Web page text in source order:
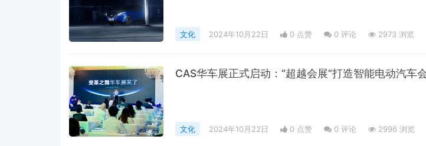
文化 2024年10月22日 0 点赞 0 评论 2973 浏览
CAS华车展正式启动：“超越会展”打造智能电动汽车
文化 2024年10月22日 0 点赞 0 评论 2996 浏览